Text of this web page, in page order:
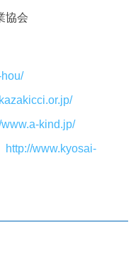
協会
www.a-kind.jp/
http://www.kyosai-